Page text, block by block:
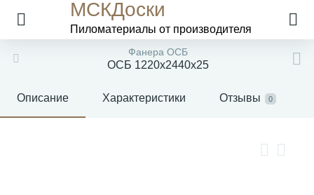
МСКДоски
Пиломатериалы от производителя
Фанера ОСБ
ОСБ 1220х2440х25
Описание Характеристики Отзывы 0